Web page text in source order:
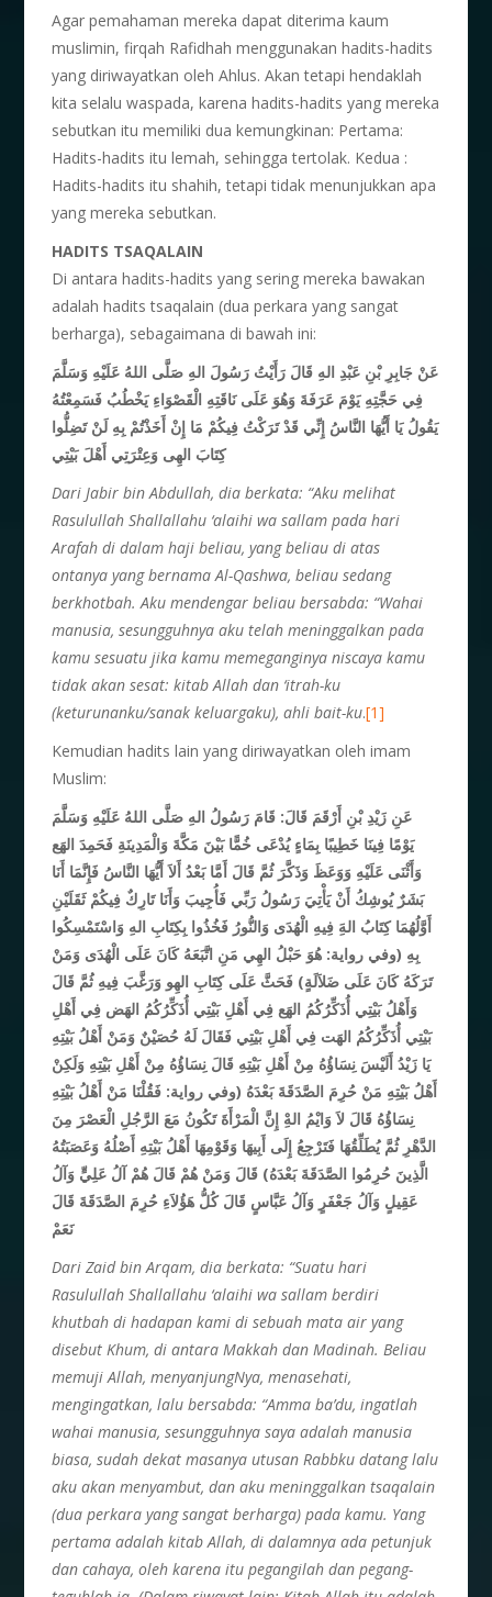
Agar pemahaman mereka dapat diterima kaum
muslimin, firqah Rafidhah menggunakan hadits-hadits
yang diriwayatkan oleh Ahlus. Akan tetapi hendaklah
kita selalu waspada, karena hadits-hadits yang mereka
sebutkan itu memiliki dua kemungkinan: Pertama:
Hadits-hadits itu lemah, sehingga tertolak. Kedua :
Hadits-hadits itu shahih, tetapi tidak menunjukkan apa
yang mereka sebutkan.
HADITS TSAQALAIN
Di antara hadits-hadits yang sering mereka bawakan
adalah hadits tsaqalain (dua perkara yang sangat
berharga), sebagaimana di bawah ini:
عَنْ جَابِرِ بْنِ عَبْدِ الهِ قَالَ رَأَيْتُ رَسُولَ الهِ صَلَّى اللهُ عَلَيْهِ وَسَلَّمَ
فِي حَجَّتِهِ يَوْمَ عَرَفَةَ وَهُوَ عَلَى نَاقَتِهِ الْقَصْوَاءِ يَخْطُبُ فَسَمِعْتُهُ
يَقُولُ يَا أَيُّهَا النَّاسُ إِنِّي قَدْ تَرَكْتُ فِيكُمْ مَا إِنْ أَخَذْتُمْ بِهِ لَنْ تَضِلُّوا
كِتَابَ الهِى وَعِتْرَتِي أَهْلَ بَيْتِي
Dari Jabir bin Abdullah, dia berkata: “Aku melihat
Rasulullah Shallallahu ‘alaihi wa sallam pada hari
Arafah di dalam haji beliau, yang beliau di atas
ontanya yang bernama Al-Qashwa, beliau sedang
berkhotbah. Aku mendengar beliau bersabda: “Wahai
manusia, sesungguhnya aku telah meninggalkan pada
kamu sesuatu jika kamu memeganginya niscaya kamu
tidak akan sesat: kitab Allah dan ‘itrah-ku
(keturunanku/sanak keluargaku), ahli bait-ku.[1]
Kemudian hadits lain yang diriwayatkan oleh imam
Muslim:
عَنِ زَيْدِ بْنِ أَرْقَمَ قَالَ: قَامَ رَسُولُ الهِ صَلَّى اللهُ عَلَيْهِ وَسَلَّمَ
يَوْمًا فِينَا خَطِيبًا بِمَاءٍ يُدْعَى خُمًّا بَيْنَ مَكَّةَ وَالْمَدِينَةِ فَحَمِدَ الهَع
وَأَثْنَى عَلَيْهِ وَوَعَظَ وَذَكَّرَ ثُمَّ قَالَ أَمَّا بَعْدُ أَلاَ أَيُّهَا النَّاسُ فَإِنَّمَا أَنَا
بَشَرٌ يُوشِكُ أَنْ يَأْتِيَ رَسُولُ رَبِّي فَأُجِيبَ وَأَنَا تَارِكٌ فِيكُمْ ثَقَلَيْنِ
أَوَّلُهُمَا كِتَابُ الهَِ فِيهِ الْهُدَى وَالنُّورُ فَخُذُوا بِكِتَابِ الهِ وَاسْتَمْسِكُوا
بِهِ (وفي رواية: هُوَ حَبْلُ الهِي مَنِ اتَّبَعَهُ كَانَ عَلَى الْهُدَى وَمَنْ
تَرَكَهُ كَانَ عَلَى ضَلاَلَةٍ) فَحَثَّ عَلَى كِتَابِ الهِو وَرَغَّبَ فِيهِ ثُمَّ قَالَ
وَأَهْلُ بَيْتِي أُذَكِّرُكُمُ الهَع فِي أَهْلِ بَيْتِي أُذَكِّرُكُمُ الهَض فِي أَهْلِ
بَيْتِي أُذَكِّرُكُمُ الهَت فِي أَهْلِ بَيْتِي فَقَالَ لَهُ حُصَيْنٌ وَمَنْ أَهْلُ بَيْتِهِ
يَا زَيْدُ أَلَيْسَ نِسَاؤُهُ مِنْ أَهْلِ بَيْتِهِ قَالَ نِسَاؤُهُ مِنْ أَهْلِ بَيْتِهِ وَلَكِنْ
أَهْلُ بَيْتِهِ مَنْ حُرِمَ الصَّدَقَةَ بَعْدَهُ (وفي رواية: فَقُلْنَا مَنْ أَهْلُ بَيْتِهِ
نِسَاؤُهُ قَالَ لاَ وَايْمُ الهِْ إِنَّ الْمَرْأَةَ تَكُونُ مَعَ الرَّجُلِ الْعَصْرَ مِنَ
الدَّهْرِ ثُمَّ يُطَلِّقُهَا فَتَرْجِعُ إِلَى أَبِيهَا وَقَوْمِهَا أَهْلُ بَيْتِهِ أَصْلُهُ وَعَصَبَتُهُ
الَّذِينَ حُرِمُوا الصَّدَقَةَ بَعْدَهُ) قَالَ وَمَنْ هُمْ قَالَ هُمْ آلُ عَلِيٍّ وَآلُ
عَقِيلٍ وَآلُ جَعْفَرٍ وَآلُ عَبَّاسٍ قَالَ كُلُّ هَؤُلاَءِ حُرِمَ الصَّدَقَةَ قَالَ
نَعَمْ
Dari Zaid bin Arqam, dia berkata: “Suatu hari
Rasulullah Shallallahu ‘alaihi wa sallam berdiri
khutbah di hadapan kami di sebuah mata air yang
disebut Khum, di antara Makkah dan Madinah. Beliau
memuji Allah, menyanjungNya, menasehati,
mengingatkan, lalu bersabda: “Amma ba’du, ingatlah
wahai manusia, sesungguhnya saya adalah manusia
biasa, sudah dekat masanya utusan Rabbku datang lalu
aku akan menyambut, dan aku meninggalkan tsaqalain
(dua perkara yang sangat berharga) pada kamu. Yang
pertama adalah kitab Allah, di dalamnya ada petunjuk
dan cahaya, oleh karena itu pegangilah dan pegang-